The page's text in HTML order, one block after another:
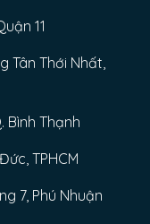
11
Tân Thới Nhất,
Bình Thạnh
TPHCM
7, Phú Nhuận